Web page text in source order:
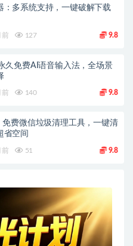
：多系统支持，一键破解下载
前 127 9.8
久免费AI语音输入法，全场景
前 140 9.8
费微信垃圾清理工具，一键清
省空间
前 51 9.8